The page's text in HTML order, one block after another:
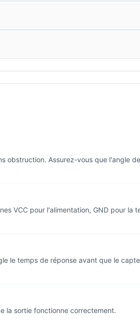
obstruction. Assurez-vous que l'angle
VCC pour l'alimentation, GND pour la
le temps de réponse avant que le
la sortie fonctionne correctement.